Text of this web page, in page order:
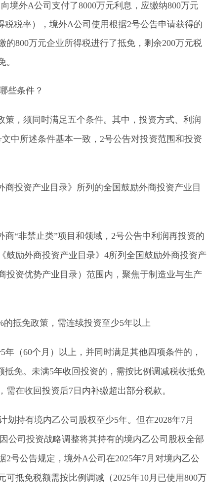
境外A公司支付了8000万元利息，应缴纳800万元
税税率），境外A公司使用根据2号公告申请获得的
的800万元企业所得税进行了抵免，剩余200万元税
。
些条件？
策，须同时满足五个条件。其中，投资方式、利润
中所述条件基本一致，2号公告对投资范围和投资
商投资产业目录》所列的全国鼓励外商投资产业目
商“非禁止类”项目和领域，2号公告中利润再投资的
鼓励外商投资产业目录》4所列全国鼓励外商投资产
投资优势产业目录）范围内，聚焦于制造业与生产
的抵免政策，需连续投资至少5年以上
5年（60个月）以上，并同时满足其他四项条件的，
抵免。未满5年收回投资的，需按比例调减税收抵免
在收回投资后7日内补缴超出部分税款。
划持有境内乙公司股权至少5年。但在2028年7月
公司投资战略调整将其持有的境内乙公司股权全部
2号公告规定，境外A公司在2025年7月对境内乙公
可抵免税额需按比例调减（2025年10月已使用800万